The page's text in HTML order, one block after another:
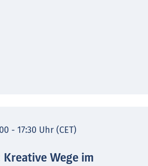
- 17:30 Uhr (CET)
Wege im